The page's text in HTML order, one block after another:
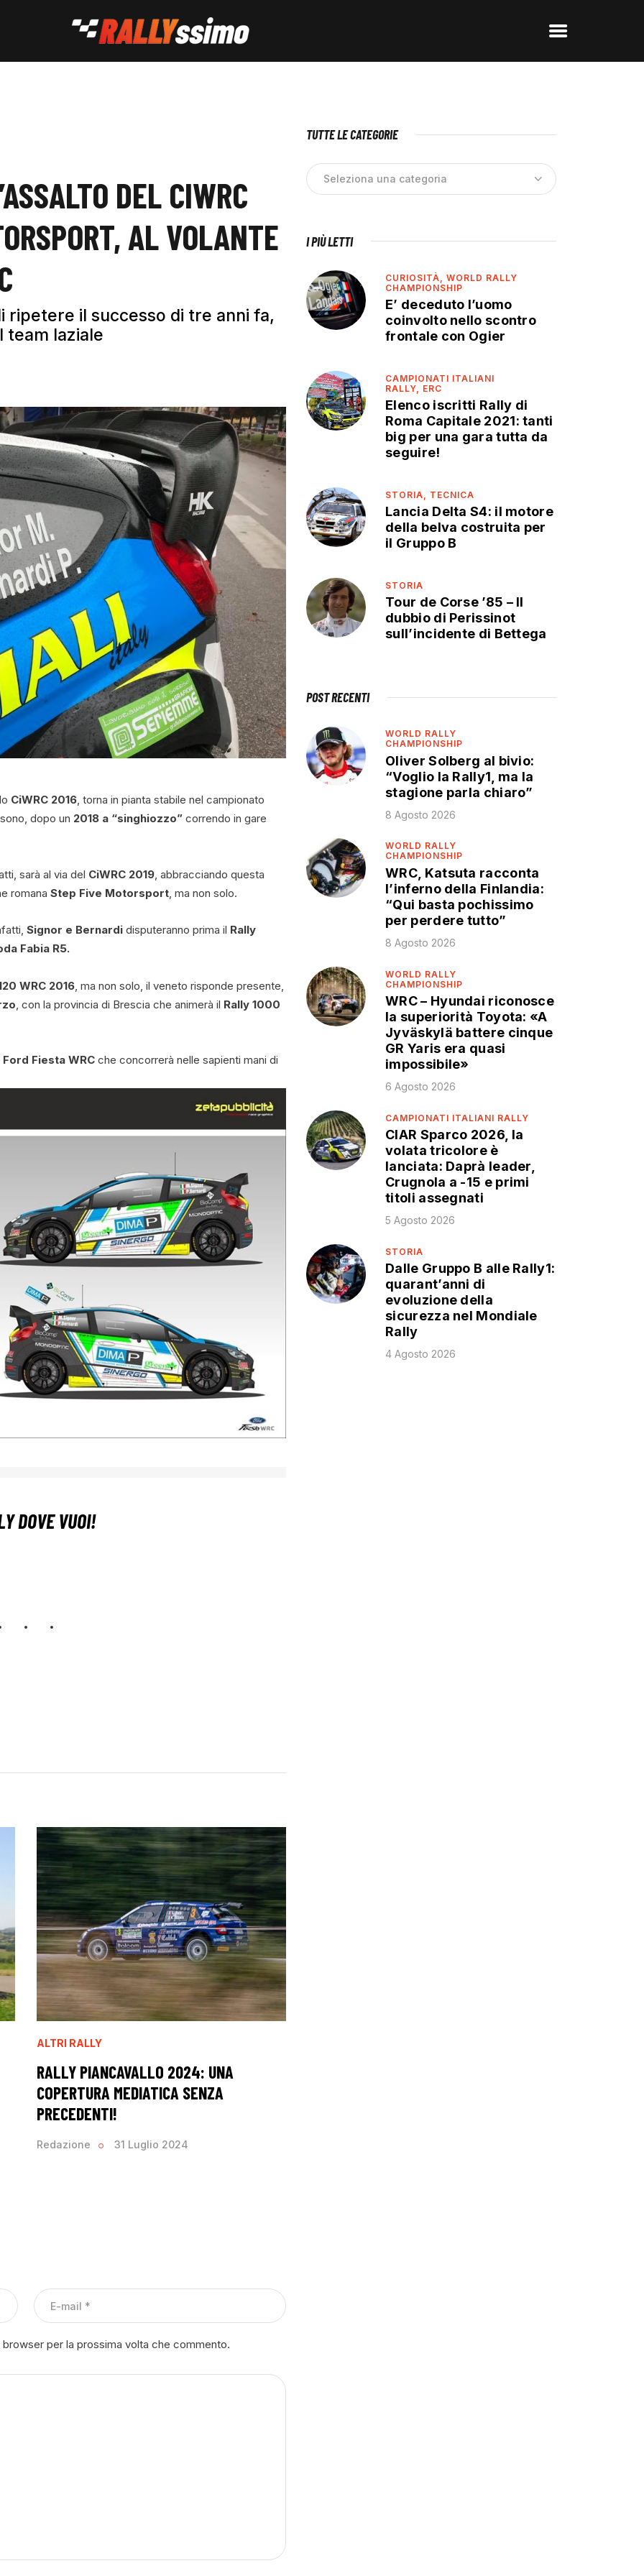
DEL CIWRC
AL VOLANTE
il successo di tre anni fa,
team laziale
CiWRC 2016, torna in pianta stabile nel campionato
dopo un 2018 a “singhiozzo” correndo in gare
sarà al via del CiWRC 2019 , abbracciando questa
romana Step Five Motorsport , ma non solo.
Signor e Bernardi disputeranno prima il Rally
Fabia R5.
WRC 2016 , ma non solo, il veneto risponde presente,
, con la provincia di Brescia che animerà il Rally 1000
Ford Fiesta WRC che concorrerà nelle sapienti mani di
ALTRI RALLY
RALLY PIANCAVALLO 2024: UNA
COPERTURA MEDIATICA SENZA
PRECEDENTI!
Redazione 31 Luglio 2024
per la prossima volta che commento.
TUTTE LE CATEGORIE
I PIÙ LETTI
CURIOSITÀ,WORLD RALLY
CHAMPIONSHIP
E’ deceduto l’uomo
coinvolto nello scontro
frontale con Ogier
CAMPIONATI ITALIANI
RALLY, ERC
Elenco iscritti Rally di
Roma Capitale 2021: tanti
big per una gara tutta da
seguire!
STORIA, TECNICA
Lancia Delta S4: il motore
della belva costruita per
il Gruppo B
STORIA
Tour de Corse ’85 – Il
dubbio di Perissinot
sull’incidente di Bettega
POST RECENTI
WORLD RALLY
CHAMPIONSHIP
Oliver Solberg al bivio:
“Voglio la Rally1, ma la
stagione parla chiaro”
8 Agosto 2026
WORLD RALLY
CHAMPIONSHIP
WRC, Katsuta racconta
l’inferno della Finlandia:
“Qui basta pochissimo
per perdere tutto”
8 Agosto 2026
WORLD RALLY
CHAMPIONSHIP
WRC – Hyundai riconosce
la superiorità Toyota: «A
Jyväskylä battere cinque
GR Yaris era quasi
impossibile»
6 Agosto 2026
CAMPIONATI ITALIANI RALLY
CIAR Sparco 2026, la
volata tricolore è
lanciata: Daprà leader,
Crugnola a -15 e primi
titoli assegnati
5 Agosto 2026
STORIA
Dalle Gruppo B alle Rally1:
quarant’anni di
evoluzione della
sicurezza nel Mondiale
Rally
4 Agosto 2026